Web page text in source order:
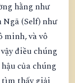
hằng như
Ngã (Self) như
minh, và vô
điều chúng
của chúng